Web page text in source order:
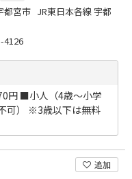
都宮市 JR東日本各線 宇都
4126
円 ■小人（4歳～小学
可） ※3歳以下は無料
追加